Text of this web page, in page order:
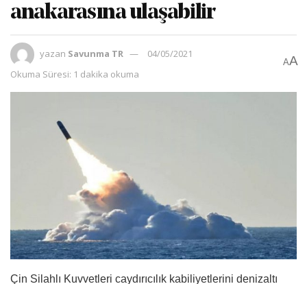
anakarasına ulaşabilir
yazan Savunma TR
04/05/2021
Okuma Süresi: 1 dakika okuma
AA
Çin Silahlı Kuvvetleri caydırıcılık kabiliyetlerini denizaltı